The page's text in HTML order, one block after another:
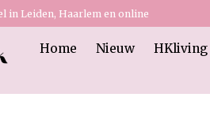
in Leiden, Haarlem en online
Home Nieuw HKliving